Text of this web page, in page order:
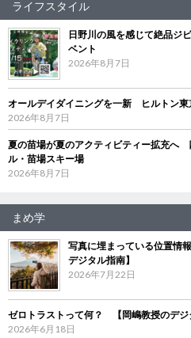
ライフスタイル
日野川の風を感じて絶品ジ
ベント
2026年8月7日
オールデイダイニングを一新 ヒルトン東
2026年8月7日
夏の苗場が夏のアクティビティー拡充へ
ル・苗場スキー場
2026年8月7日
まめ学
写真に埋まっている位置情
デジタル指南】
2026年7月22日
ゼロトラストって何？ 【岡嶋教授のデジ
2026年6月18日